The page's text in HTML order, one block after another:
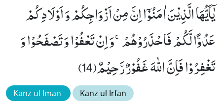
یٰۤاَیُّهَا الَّذِیْنَ اٰمَنُوْۤا اِنَّ مِنْ اَزْوَاجِكُمْ وَ اَوْلَادِكُمْ
عَدُوًّا لَّكُمْ فَاحْذَرُوْهُمْۚ-وَ اِنْ تَعْفُوْا وَ تَصْفَحُوْا وَ
تَغْفِرُوْا فَاِنَّ اللّٰهَ غَفُوْرٌ رَّحِیْمٌ(14)
Kanz ul Iman Kanz ul Irfan